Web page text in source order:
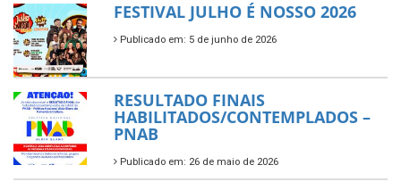
FESTIVAL JULHO É NOSSO 2026
Publicado em: 5 de junho de 2026
RESULTADO FINAIS
HABILITADOS/CONTEMPLADOS –
PNAB
Publicado em: 26 de maio de 2026